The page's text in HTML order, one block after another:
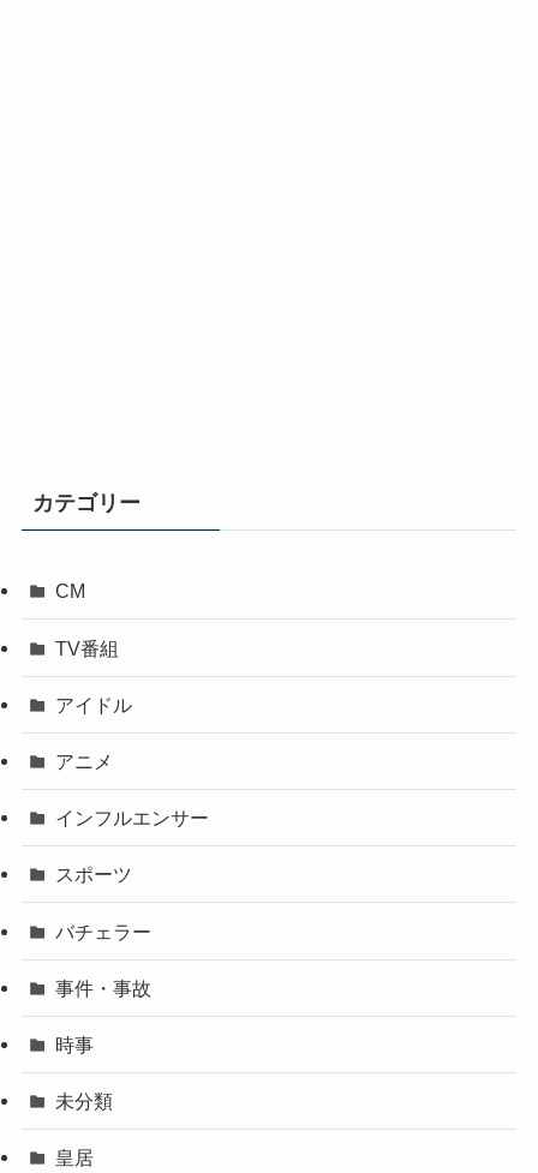
カテゴリー
CM
TV番組
アイドル
アニメ
インフルエンサー
スポーツ
バチェラー
事件・事故
時事
未分類
皇居